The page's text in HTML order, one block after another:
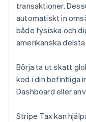
transaktioner.
automatiskt in
både fysiska och
amerikanska
Börja ta ut skatt
kod i din befintliga
Dashboard eller
Stripe Tax kan